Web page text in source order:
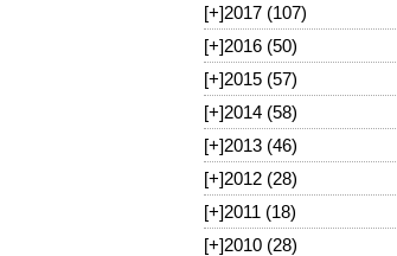
[+]2017 (107)
[+]2016 (50)
[+]2015 (57)
[+]2014 (58)
[+]2013 (46)
[+]2012 (28)
[+]2011 (18)
[+]2010 (28)